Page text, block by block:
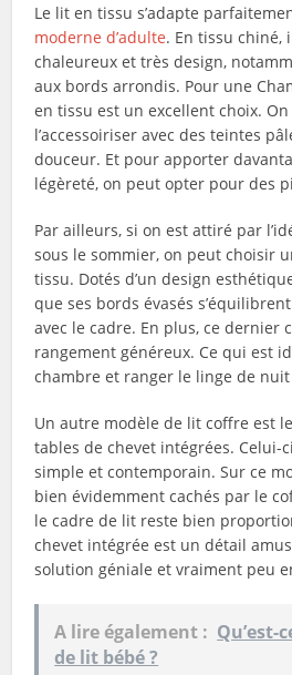
Le lit en tissu s’adapte
moderne d’adulte. En tissu chiné,
chaleureux et très design,
aux bords arrondis. Pour une
en tissu est un excellent choix. On
l’accessoiriser avec des teintes
douceur. Et pour apporter
légèreté, on peut opter pour des
Par ailleurs, si on est attiré par
sous le sommier, on peut choisir
tissu. Dotés d’un design
que ses bords évasés
avec le cadre. En plus, ce dernier
rangement généreux. Ce qui est
chambre et ranger le linge de
Un autre modèle de lit coffre est
tables de chevet intégrées. Celui-
simple et contemporain. Sur ce
bien évidemment cachés par le
le cadre de lit reste bien
chevet intégrée est un détail
solution géniale et vraiment peu
A lire également : Qu’est-
de lit bébé ?